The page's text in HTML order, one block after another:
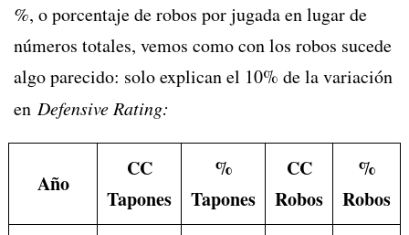
%, o porcentaje de robos por jugada en lugar de
números totales, vemos como con los robos sucede
algo parecido: solo explican el 10% de la variación
en Defensive Rating:
Año
CC
Tapones
%
Tapones
CC
Robos
%
Robos